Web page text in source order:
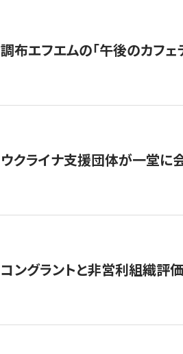
調布エフエムの「午後のカフェ
ウクライナ支援団体が一堂に
コングラントと非営利組織評